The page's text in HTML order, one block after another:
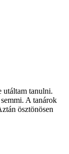
utáltam tanulni.
A tanárok
ösztönösen